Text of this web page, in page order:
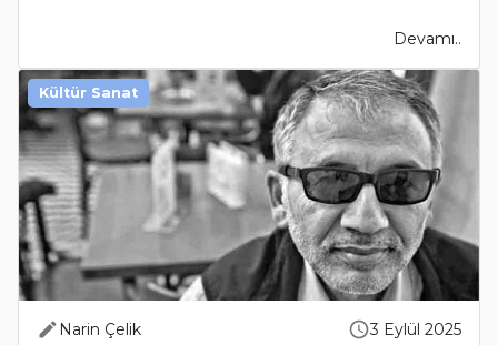
Devamı..
Narin Çelik 3 Eylül 2025
Kültür Sanat